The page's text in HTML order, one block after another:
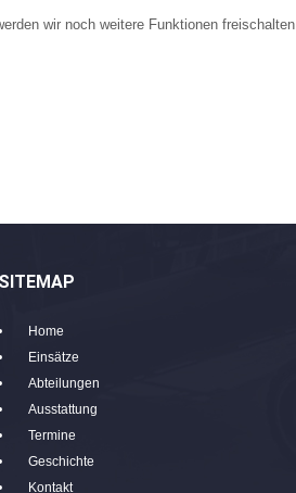
wir noch weitere Funktionen freischalten.
SITEMAP
Home
Einsätze
Abteilungen
Ausstattung
Termine
Geschichte
Kontakt